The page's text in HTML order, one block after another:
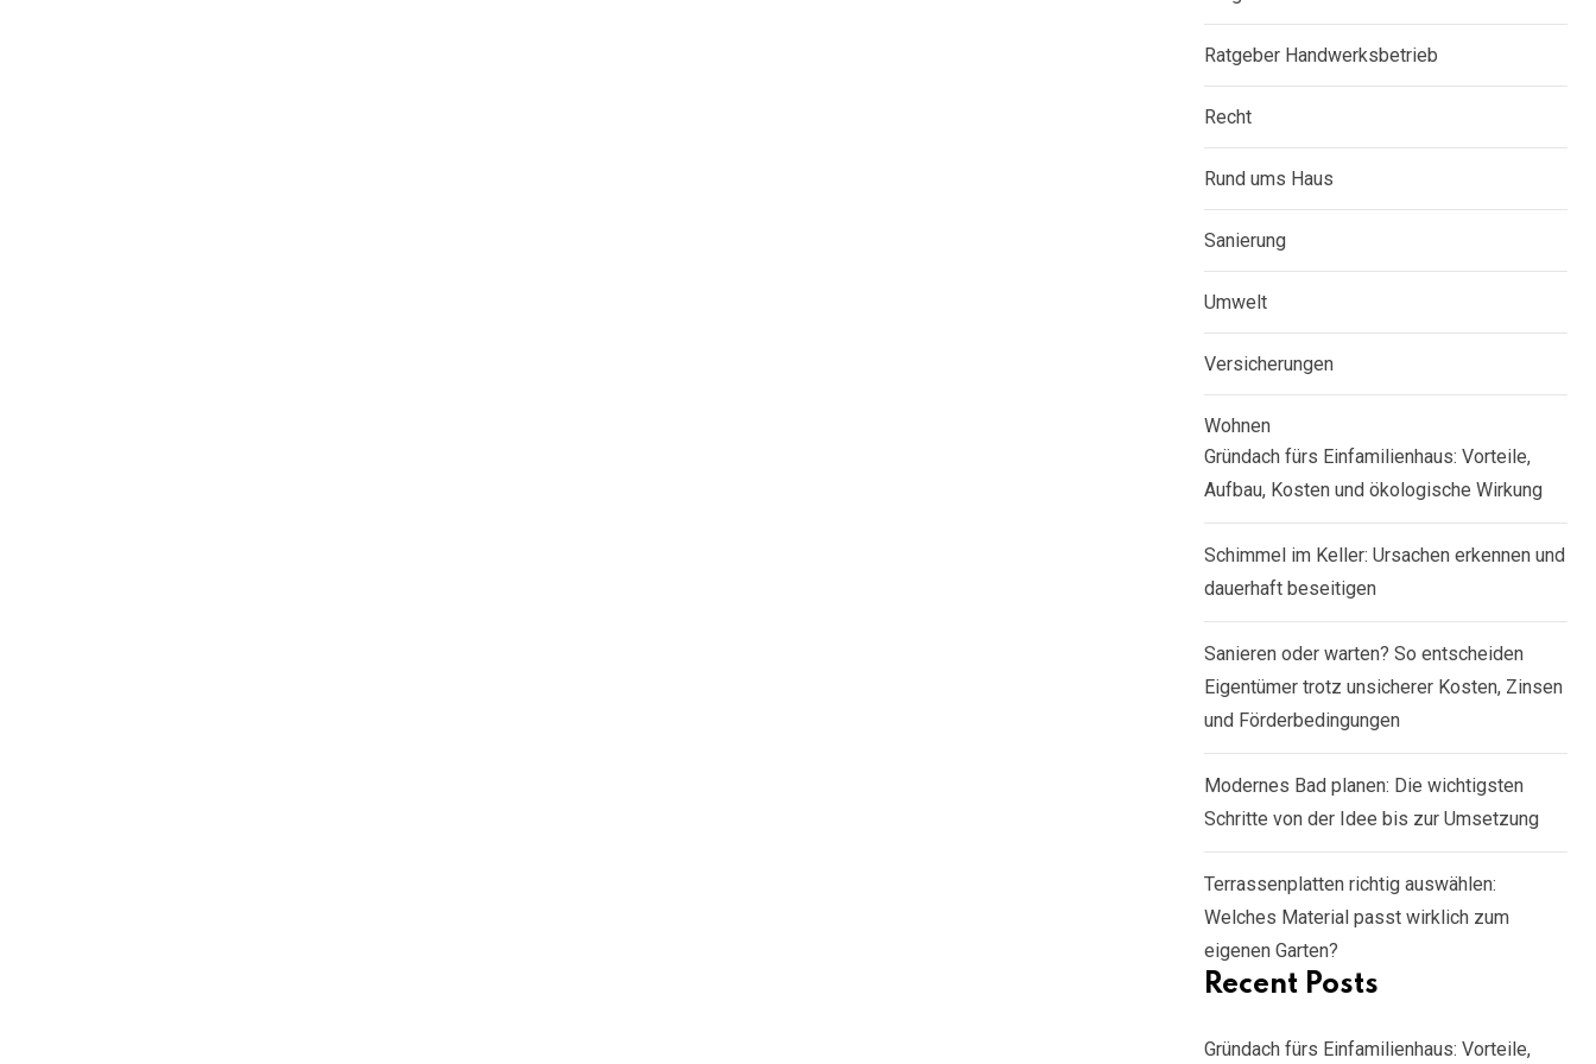
Ratgeber Handwerksbetrieb
Recht
Rund ums Haus
Sanierung
Umwelt
Versicherungen
Wohnen
Gründach fürs Einfamilienhaus: Vorteile,
Aufbau, Kosten und ökologische Wirkung
Schimmel im Keller: Ursachen erkennen und
dauerhaft beseitigen
Sanieren oder warten? So entscheiden
Eigentümer trotz unsicherer Kosten, Zinsen
und Förderbedingungen
Modernes Bad planen: Die wichtigsten
Schritte von der Idee bis zur Umsetzung
Terrassenplatten richtig auswählen:
Welches Material passt wirklich zum
eigenen Garten?
Recent Posts
Gründach fürs Einfamilienhaus: Vorteile,